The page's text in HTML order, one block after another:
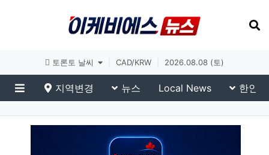
토론토 날씨 CAD/KRW 2026.08.08 (토)
메뉴
지역변경 뉴스 Local News 한인
Yonhap News